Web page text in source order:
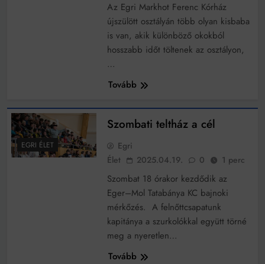
Az Egri Markhot Ferenc Kórház
újszülött osztályán több olyan kisbaba
is van, akik különböző okokból
hosszabb időt töltenek az osztályon,
…
Tovább
EGRI ÉLET
Szombati teltház a cél
Egri
Élet
2025.04.19. 0 1 perc
Szombat 18 órakor kezdődik az
Eger–Mol Tatabánya KC bajnoki
mérkőzés. A felnőttcsapatunk
kapitánya a szurkolókkal együtt törné
meg a nyeretlen…
Tovább